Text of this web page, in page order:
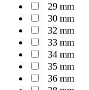
29 mm
30 mm
32 mm
33 mm
34 mm
35 mm
36 mm